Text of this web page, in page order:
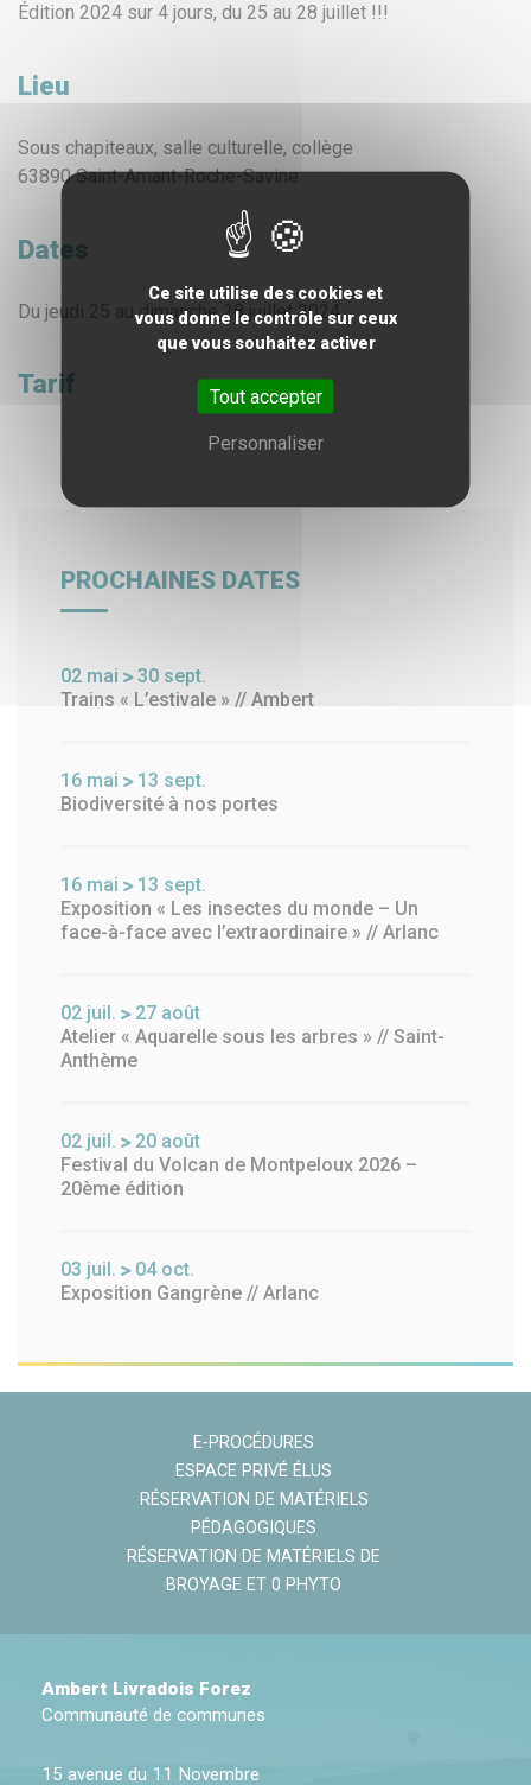
Édition 2024 sur 4 jours, du 25 au 28 juillet !!!
Lieu
Sous chapiteaux, salle culturelle, collège
63890 Saint-Amant-Roche-Savine
Dates
Du jeudi 25 au dimanche 28 juillet 2024.
Tarif
PROCHAINES DATES
02 mai 30 sept.
Trains « L’estivale » // Ambert
16 mai 13 sept.
Biodiversité à nos portes
16 mai 13 sept.
Exposition « Les insectes du monde – Un
face-à-face avec l’extraordinaire » // Arlanc
02 juil. 27 août
Atelier « Aquarelle sous les arbres » // Saint-
Anthème
02 juil. 20 août
Festival du Volcan de Montpeloux 2026 –
20ème édition
03 juil. 04 oct.
Exposition Gangrène // Arlanc
E-PROCÉDURES
ESPACE PRIVÉ ÉLUS
RÉSERVATION DE MATÉRIELS
PÉDAGOGIQUES
RÉSERVATION DE MATÉRIELS DE
BROYAGE ET 0 PHYTO
Ambert Livradois Forez
Communauté de communes
15 avenue du 11 Novembre
Ce site utilise des cookies et
vous donne le contrôle sur ceux
que vous souhaitez activer
Tout accepter
Personnaliser